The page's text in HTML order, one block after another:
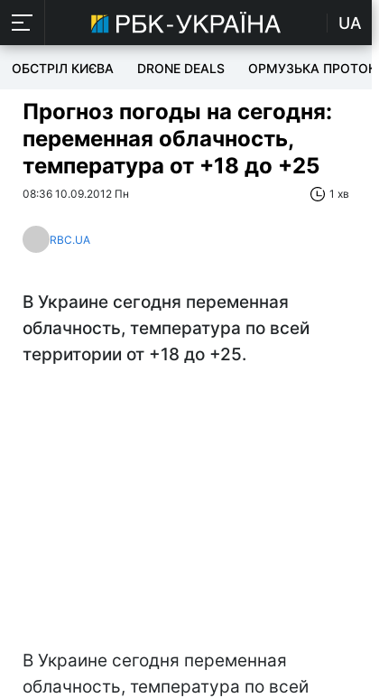
UA
ОБСТРІЛ КИЄВА DRONE DEALS ОРМУЗЬКА ПРОТОКА
Прогноз погоды на сегодня:
переменная облачность,
температура от +18 до +25
08:36 10.09.2012 Пн 1 хв
RBC.UA
В Украине сегодня переменная
облачность, температура по всей
территории от +18 до +25.
В Украине сегодня переменная
облачность, температура по всей